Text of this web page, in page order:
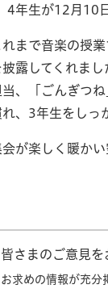
4年生が12月10
まで音楽の授業
披露してくれま
当、「ごんぎつ
れ、3年生をしっ
が楽しく暖かい
皆さまのご意見
お求めの情報が充分